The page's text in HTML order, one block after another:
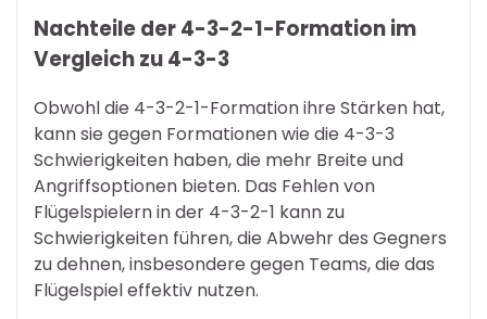
Nachteile der 4-3-2-1-Formation im
Vergleich zu 4-3-3
Obwohl die 4-3-2-1-Formation ihre Stärken hat,
kann sie gegen Formationen wie die 4-3-3
Schwierigkeiten haben, die mehr Breite und
Angriffsoptionen bieten. Das Fehlen von
Flügelspielern in der 4-3-2-1 kann zu
Schwierigkeiten führen, die Abwehr des Gegners
zu dehnen, insbesondere gegen Teams, die das
Flügelspiel effektiv nutzen.